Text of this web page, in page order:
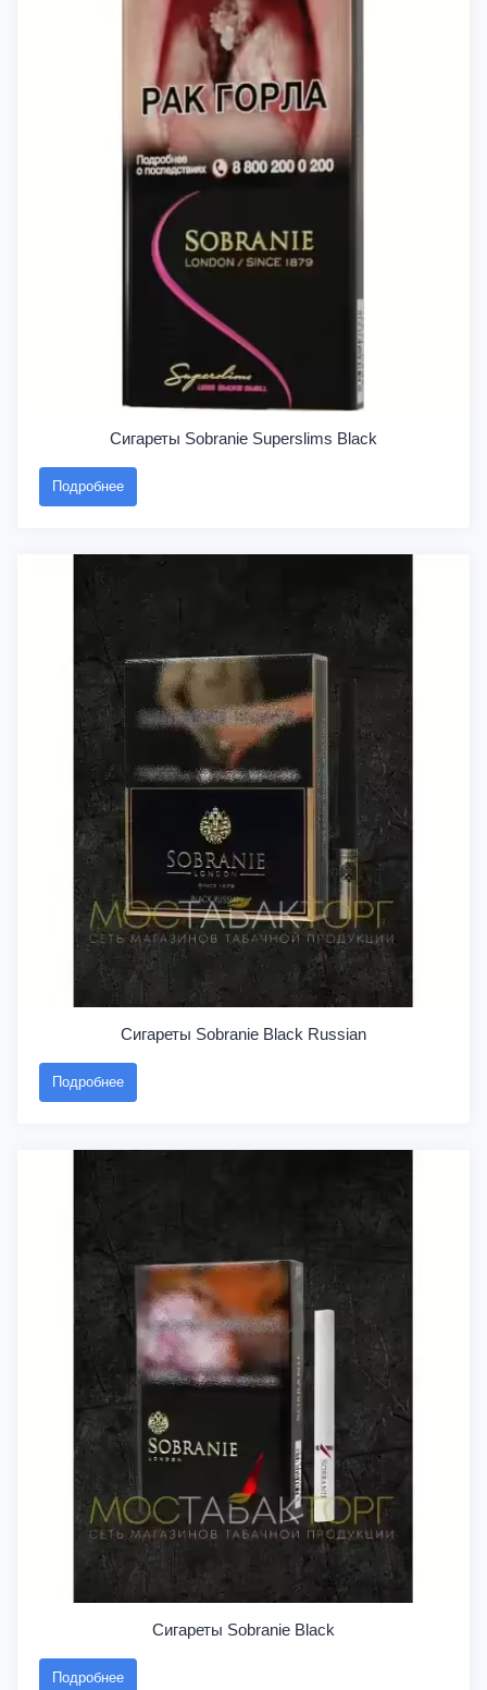
Сигареты Sobranie Superslims Black
Подробнее
Сигареты Sobranie Black Russian
Подробнее
Сигареты Sobranie Black
Подробнее